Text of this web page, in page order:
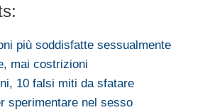
più soddisfatte sessualmente
mai costrizioni
10 falsi miti da sfatare
sperimentare nel sesso